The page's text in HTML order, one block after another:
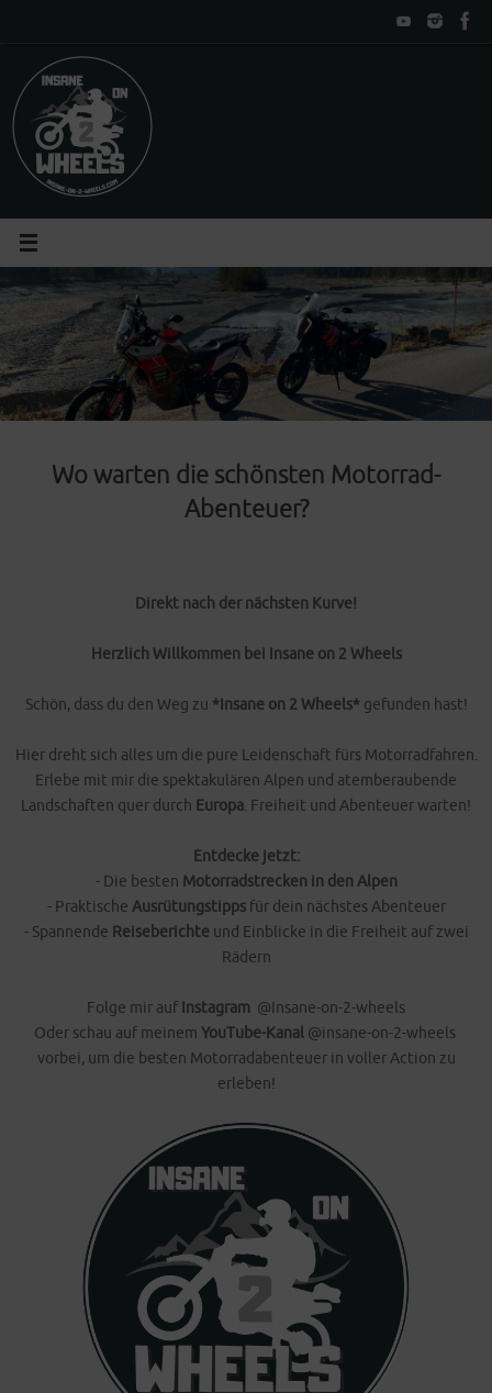
Wo warten die schönsten Motorrad-
Abenteuer?
Direkt nach der nächsten Kurve!
Herzlich Willkommen bei Insane on 2 Wheels
Schön, dass du den Weg zu *Insane on 2 Wheels* gefunden hast!
Hier dreht sich alles um die pure Leidenschaft fürs Motorradfahren.
Erlebe mit mir die spektakulären Alpen und atemberaubende
Landschaften quer durch Europa. Freiheit und Abenteuer warten!
Entdecke jetzt:
- Die besten Motorradstrecken in den Alpen
- Praktische Ausrütungstippsfür dein nächstes Abenteuer
- Spannende Reiseberichteund Einblicke in die Freiheit auf zwei
Rädern
Folge mir auf Instagram @Insane-on-2-wheels
Oder schau auf meinem YouTube-Kanal @insane-on-2-wheels
vorbei, um die besten Motorradabenteuer in voller Action zu
erleben!